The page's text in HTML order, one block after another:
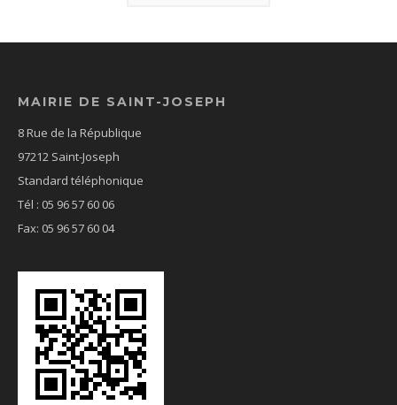
MAIRIE DE SAINT-JOSEPH
8 Rue de la République
97212 Saint-Joseph
Standard téléphonique
Tél : 05 96 57 60 06
Fax: 05 96 57 60 04